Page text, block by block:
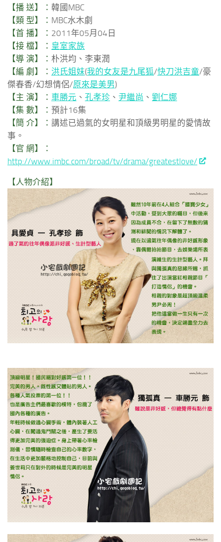
【播 送】： 韓國MBC
【類 型】： MBC水木劇
【首 播】： 2011年05月04日
【接 檔】： 皇室家族
【導 演】： 朴洪均、李東潤
【編 劇】： 洪氏姐妹(我的女友是九尾狐/快刀洪吉童/豪
傑春香/幻想情侶/原來是美男)
【主 演】： 車勝元 、 孔孝珍 、 尹繼尚 、 劉仁娜
【集 數】： 預計16集
【簡 介】： 講述已過氣的女明星和頂級男明星的愛情故
事。
【官 網】：
http://www.imbc.com/broad/tv/drama/greatestlove/
【人物介紹】